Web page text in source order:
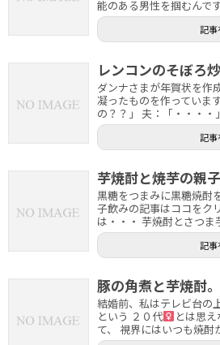
能のある男性を掴むんで
記事
レンコンのそぼろ
ダンナさまが年賀状を作
凝ったものを作っていま
の？？」 夫：「・・・・
記事
芋焼酎と焼芋の親
黒糖をつまみに黒糖焼
子飲みの記事はココ
は・・・ 芋焼酎とさつま
記事
豚の角煮と芋焼酎。
結婚前、私はテレビ台の
という ２０代
とは思
て、 視界にはいつも焼酎